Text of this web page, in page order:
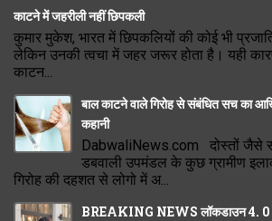
काटने में जहरीली नहीं छिपकली
कुमार मुकेश, भारत में छिपकलियों की कोई भी
लेकिन उनकी त्वचा में जहर जरूर होता है। यही
काटन...
बाल काटने वाले गिरोह से संबंधित सच का
कहानी
DabwaliNews.com दोस्तों जैसे
डबवाली उपमंडल के कुछ ग्रामीण
गिरोह की दहशत से लोगो में अ...
BREAKING NEWS लॉकडाउन 4. 0